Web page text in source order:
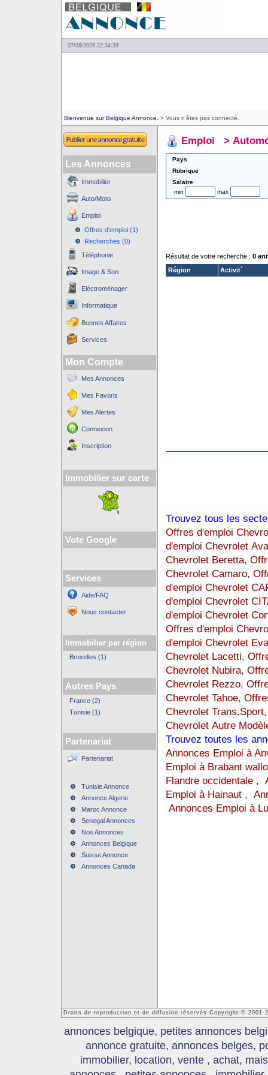
07/08/2026 22:34:39
Bienvenue sur Belgique Annonce. > Vous n'êtes pas connecté.
Les Annonces
Immobilier
Auto/Moto
Emploi
Offres d'emploi (1)
Recherches (0)
Téléphonie
Image & Son
Eléctroménager
Informatique
Bonnes Affaires
Services
Mon Compte
Mes Annonces
Mes Favoris
Mes Alertes
Connexion
Inscription
Immobilier sur carte
Vote Google
Services
Aide/FAQ
Nous contacter
Immobilier par région
Bruxelles (1)
Autres Pays
France (2)
Tunisie (1)
Partenariat
Partenariat
Tunisie Annonce
Annonce Algerie
Maroc Annonce
Senegal Annonces
Nos Annonces
Annonces Belgique
Suisse Annonce
Annonces Canada
Emploi >
Pays
Rubrique
Salaire
min
max
Résultat de votre recherche : 0
Région
Activit´
Trouvez tous les
Offres d'emploi
d'emploi Chevrolet
Chevrolet Beretta,
Chevrolet Camaro,
d'emploi Chevrolet
d'emploi Chevrolet
d'emploi Chevrolet
Offres d'emploi
d'emploi Chevrolet
Chevrolet Lacetti,
Chevrolet Nubira,
Chevrolet Rezzo,
Chevrolet Tahoe,
Chevrolet Trans.Sport
Chevrolet Autre
Trouvez toutes les
Annonces Emploi à
Emploi à Brabant
Flandre occidentale,
Emploi à Hainaut,
Annonces Emploi à
Droits de reproduction et de diffusion réservés Copyright © 2001-
annonces belgique, petites annonces
annonce gratuite, annonces belges,
immobilier, location, vente , achat,